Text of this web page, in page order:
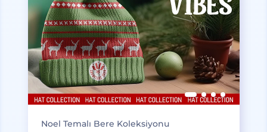
Noel Temalı Bere Koleksiyonu